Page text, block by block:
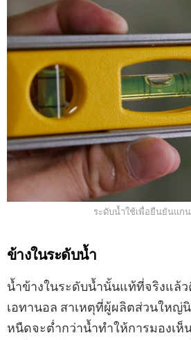
ระดับน้ำใช้เพื่อยืนยันแก
ข้างในระดับน้ำ
น้ำข้างในระดับน้ำนั้นแท้ที่จริงแล้
เอทานอล สาเหตุที่ผู้ผลิตส่วนใหญ่
หนืดจะต่ำกว่าน้ำทำให้การมองเห็